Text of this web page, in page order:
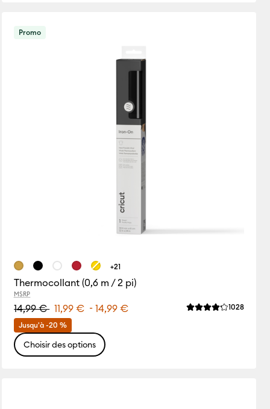
ce produit est 4.6 sur 5.
Promo
Thermocollant (0,6 m / 2 pi)
MSRP
14,99 € 11,99 € -14,99 €
Jusqu'à -20 %
La note moyenne
1028
+21
Choisir des options